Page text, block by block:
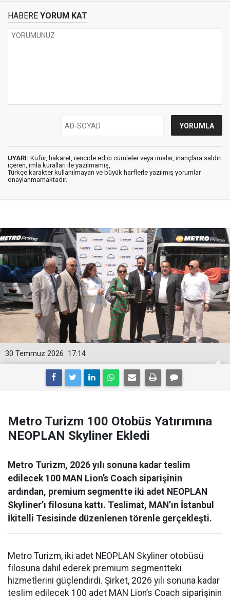
HABERE YORUM KAT
UYARI: Küfür, hakaret, rencide edici cümleler veya imalar, inançlara saldırı
içeren, imla kuralları ile yazılmamış,
Türkçe karakter kullanılmayan ve büyük harflerle yazılmış yorumlar
onaylanmamaktadır.
17:14
30 Temmuz 2026
Metro Turizm 100 Otobüs Yatırımına
NEOPLAN Skyliner Ekledi
Metro Turizm, 2026 yılı sonuna kadar teslim
edilecek 100 MAN Lion’s Coach siparişinin
ardından, premium segmentte iki adet NEOPLAN
Skyliner’ı filosuna kattı. Teslimat, MAN’ın İstanbul
İkitelli Tesisinde düzenlenen törenle gerçekleşti.
Metro Turizm, iki adet NEOPLAN Skyliner otobüsü
filosuna dahil ederek premium segmentteki
hizmetlerini güçlendirdi. Şirket, 2026 yılı sonuna kadar
teslim edilecek 100 adet MAN Lion’s Coach siparişinin